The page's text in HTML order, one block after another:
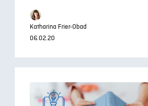
Katharina Frier-Obad
06.02.20